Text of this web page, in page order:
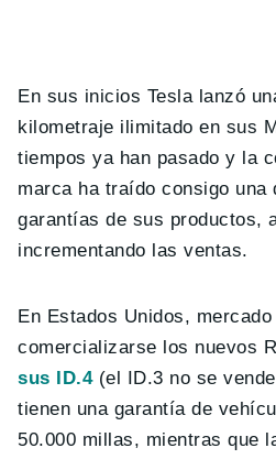
En sus inicios Tesla lanzó
kilometraje ilimitado en sus
tiempos ya han pasado y la
marca ha traído consigo una
garantías de sus productos,
incrementando las ventas.
En Estados Unidos,
comercializarse los nuevos
sus ID.4(el ID.3 no se
tienen una garantía de
50.000 millas, mientras que